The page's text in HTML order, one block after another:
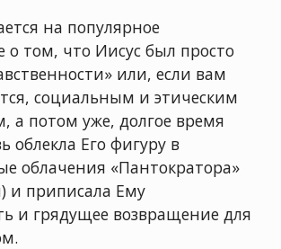
на популярное
о том, что Иисус был просто
или, если вам
социальным и этическим
а потом уже, долгое время
облекла Его фигуру в
облачения «Пантократора»
и приписала Ему
и грядущее возвращение для